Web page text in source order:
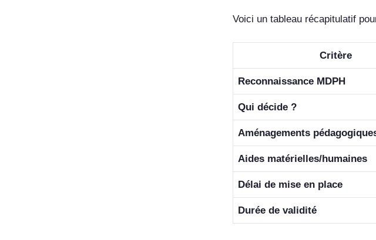
Voici un tableau récapitulatif
Critère
Reconnaissance MDPH
Qui décide ?
Aménagements
Aides matérielles/humaines
Délai de mise en place
Durée de validité